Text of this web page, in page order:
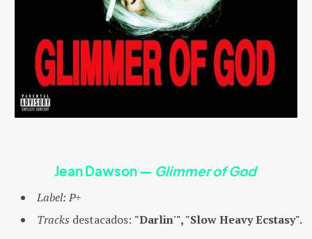
Jean Dawson— Glimmer of God
Label: P+
Tracks destacados: "Darlin'", "Slow Heavy Ecstasy".